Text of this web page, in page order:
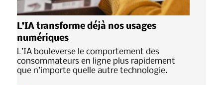
L’IA transforme déjà nos usages
numériques
L’IA bouleverse le comportement des
consommateurs en ligne plus rapidement
que n’importe quelle autre technologie.